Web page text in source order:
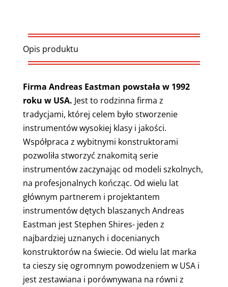
Opis produktu
Firma Andreas Eastman powstała w 1992
roku w USA. Jest to rodzinna firma z
tradycjami, której celem było stworzenie
instrumentów wysokiej klasy i jakości.
Współpraca z wybitnymi konstruktorami
pozwoliła stworzyć znakomitą serie
instrumentów zaczynając od modeli szkolnych,
na profesjonalnych kończąc. Od wielu lat
głównym partnerem i projektantem
instrumentów dętych blaszanych Andreas
Eastman jest Stephen Shires- jeden z
najbardziej uznanych i docenianych
konstruktorów na świecie. Od wielu lat marka
ta cieszy się ogromnym powodzeniem w USA i
jest zestawiana i porównywana na równi z